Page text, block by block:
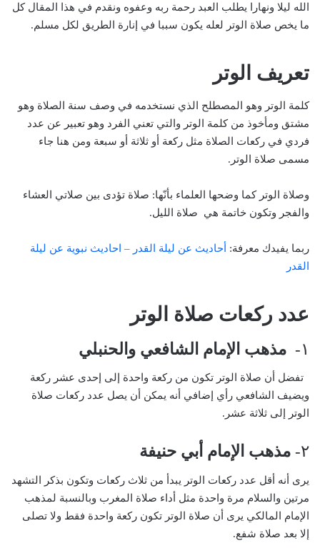
الله ليلا ونهارا يطلب العبد رحمة ربه وعفوه ونقدم في هذا المقال كل
ما يخص صلاة الوتر لعله يكون سببا في إنارة الطريق لكل مسلم.
تعريف الوتر
كلمة الوتر وهو المصطلح الذي نستخدمه في وصف سنة الصلاة وهو
مشتق ومأخوذ من كلمة الوتر والتي تعني الفرد وهو تعبير عن عدد
فردي في ركعات الصلاة مثل ركعة أو ثلاثة أو سبعة ومن هنا جاء
مسمى صلاة الوتر.
وصلاة الوتر كما وضحها العلماء بأنّها: صلاة تؤدى بين صلاتي العشاء
والفجر وتكون خاتمة هي صلاة الليل.
ربما يفيدك معرفة: أحاديث عن ليلة القدر – احاديث نبوية عن ليلة
القدر
عدد ركعات صلاة الوتر
١- مذهب الإمام الشافعي والحنبلي
تفضل أن صلاة الوتر تكون من ركعة واحدة إلى إحدى عشر ركعة
ويضيف الشافعي رأي إضافي أنه يمكن أن يصل عدد ركعات صلاة
الوتر إلى ثلاثة عشر.
٢- مذهب الإمام أبي حنيفة
يرى أنه أقل عدد ركعات الوتر يبدأ من ثلاث ركعات وتكون بذكر التشهد
مرتين والسلام مرة واحدة مثل أداء صلاة المغرب وبالنسبة لمذهب
الإمام المالكي يرى أن صلاة الوتر تكون ركعة واحدة فقط ولا تصلى
إلا بعد صلاة شفع.